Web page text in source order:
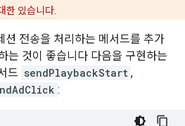
한 있습니다.
션 전송을 처리하는 메서드를 추가
는 것이 좋습니다 다음을 구현하는
드 sendPlaybackStart ,
: